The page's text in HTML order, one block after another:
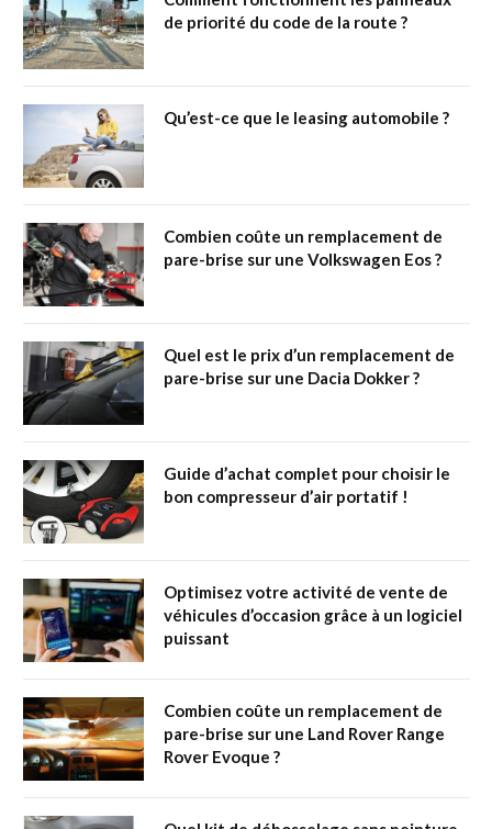
de priorité du code de la route ?
Qu’est-ce que le leasing automobile ?
Combien coûte un remplacement de
pare-brise sur une Volkswagen Eos ?
Quel est le prix d’un remplacement de
pare-brise sur une Dacia Dokker ?
Guide d’achat complet pour choisir le
bon compresseur d’air portatif !
Optimisez votre activité de vente de
véhicules d’occasion grâce à un logiciel
puissant
Combien coûte un remplacement de
pare-brise sur une Land Rover Range
Rover Evoque ?